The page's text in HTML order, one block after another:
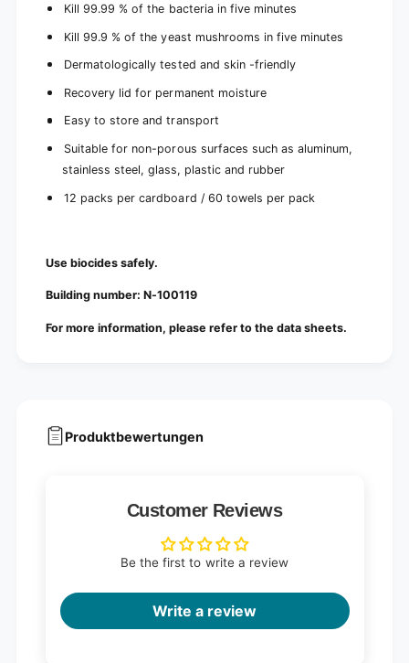
p
c
k
(
2
p
c
k
s
)
Kill 99.99 % of the bacteria in five minutes
Kill 99.9 % of the yeast mushrooms in five minutes
Dermatologically tested and skin -friendly
Recovery lid for permanent moisture
Easy to store and transport
Suitable for non-porous surfaces such as aluminum,
stainless steel, glass, plastic and rubber
12 packs per cardboard / 60 towels per pack
Use biocides safely.
Building number: N-100119
For more information, please refer to the data sheets.
Produktbewertungen
Customer Reviews
Be the first to write a review
Write a review